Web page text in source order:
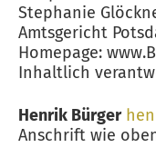
Stephanie
Amtsgericht
Homepage:
Inhaltlich
Henrik Bürger
Anschrift wie